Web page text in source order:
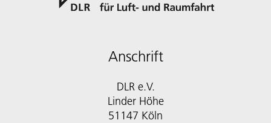
Anschrift
DLR e.V.
Linder Höhe
51147 Köln